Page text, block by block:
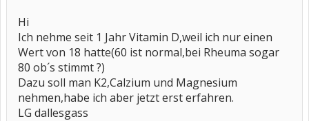
Hi
Ich nehme seit 1 Jahr Vitamin D,weil ich nur einen
Wert von 18 hatte(60 ist normal,bei Rheuma sogar
80 ob´s stimmt ?)
Dazu soll man K2,Calzium und Magnesium
nehmen,habe ich aber jetzt erst erfahren.
LG dallesgass